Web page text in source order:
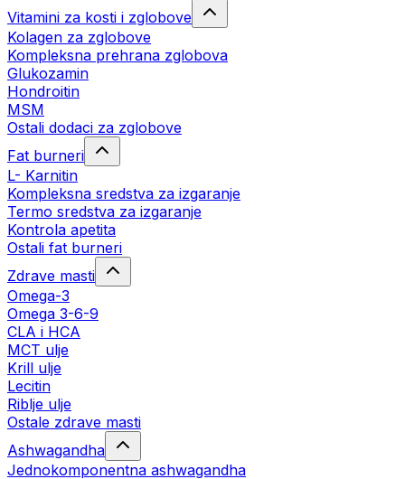
Vitamini za kosti i zglobove
Kolagen za zglobove
Kompleksna prehrana zglobova
Glukozamin
Hondroitin
MSM
Ostali dodaci za zglobove
Fat burneri
L- Karnitin
Kompleksna sredstva za izgaranje
Termo sredstva za izgaranje
Kontrola apetita
Ostali fat burneri
Zdrave masti
Omega-3
Omega 3-6-9
CLA i HCA
MCT ulje
Krill ulje
Lecitin
Riblje ulje
Ostale zdrave masti
Ashwagandha
Jednokomponentna ashwagandha